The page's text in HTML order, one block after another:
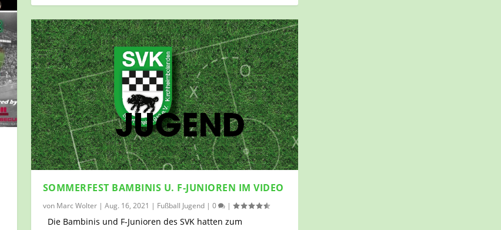
SOMMERFEST BAMBINIS U. F-JUNIOREN IM VIDEO
von Marc Wolter| Aug. 16, 2021 | Fußball Jugend| 0 |
Die Bambinis und F-Junioren des SVK hatten zum